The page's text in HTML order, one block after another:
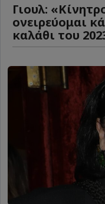
Γιουλ:
ονειρεύομαι
καλάθι του